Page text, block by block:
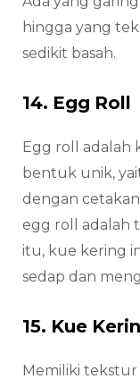
hingga yang
sedikit basah.
14. Egg Roll
Egg roll adalah
bentuk unik,
dengan
egg roll adalah
itu, kue kering
sedap dan
15. Kue
Memiliki